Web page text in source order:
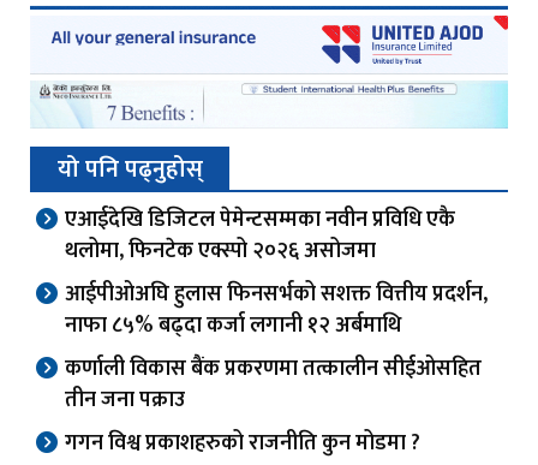
यो पनि पढ्नुहोस्
एआईदेखि डिजिटल पेमेन्टसम्मका नवीन प्रविधि एकै
थलोमा, फिनटेक एक्स्पो २०२६ असोजमा
आईपीओअघि हुलास फिनसर्भको सशक्त वित्तीय प्रदर्शन,
नाफा ८५% बढ्दा कर्जा लगानी १२ अर्बमाथि
कर्णाली विकास बैंक प्रकरणमा तत्कालीन सीईओसहित
तीन जना पक्राउ
गगन विश्व प्रकाशहरुको राजनीति कुन मोडमा ?